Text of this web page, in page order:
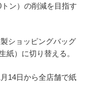
ン）の削減を目指す
ショッピングバッグ
紙）に切り替える。
14日から全店舗で紙